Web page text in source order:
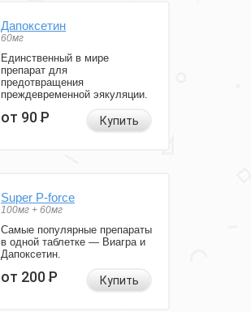
Дапоксетин
60мг
Единственный в мире
препарат для
предотвращения
преждевременной эякуляции.
от 90Р Купить
Super P-force
100мг + 60мг
Самые популярные препараты
в одной таблетке — Виагра и
Дапоксетин.
от 200Р Купить